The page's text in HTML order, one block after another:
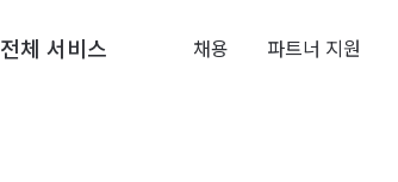
전체 서비스 채용 파트너 지원